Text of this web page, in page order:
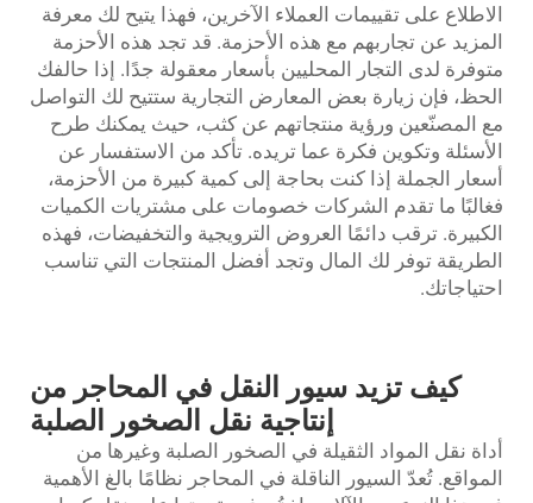
الاطلاع على تقييمات العملاء الآخرين، فهذا يتيح لك معرفة
المزيد عن تجاربهم مع هذه الأحزمة. قد تجد هذه الأحزمة
متوفرة لدى التجار المحليين بأسعار معقولة جدًا. إذا حالفك
الحظ، فإن زيارة بعض المعارض التجارية ستتيح لك التواصل
مع المصنّعين ورؤية منتجاتهم عن كثب، حيث يمكنك طرح
الأسئلة وتكوين فكرة عما تريده. تأكد من الاستفسار عن
أسعار الجملة إذا كنت بحاجة إلى كمية كبيرة من الأحزمة،
فغالبًا ما تقدم الشركات خصومات على مشتريات الكميات
الكبيرة. ترقب دائمًا العروض الترويجية والتخفيضات، فهذه
الطريقة توفر لك المال وتجد أفضل المنتجات التي تناسب
احتياجاتك.
كيف تزيد سيور النقل في المحاجر من
إنتاجية نقل الصخور الصلبة
أداة نقل المواد الثقيلة في الصخور الصلبة وغيرها من
المواقع. تُعدّ السيور الناقلة في المحاجر نظامًا بالغ الأهمية